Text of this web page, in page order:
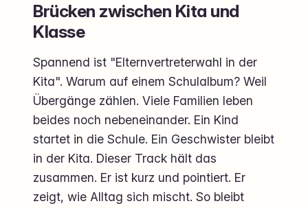
Brücken zwischen Kita und
Klasse
Spannend ist "Elternvertreterwahl in der
Kita". Warum auf einem Schulalbum? Weil
Übergänge zählen. Viele Familien leben
beides noch nebeneinander. Ein Kind
startet in die Schule. Ein Geschwister bleibt
in der Kita. Dieser Track hält das
zusammen. Er ist kurz und pointiert. Er
zeigt, wie Alltag sich mischt. So bleibt